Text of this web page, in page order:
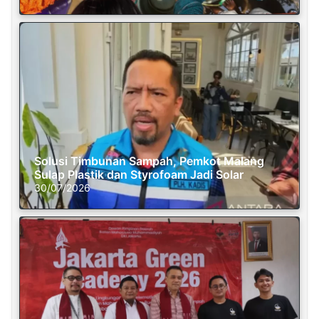
Solusi Timbunan Sampah, Pemkot Malang
Sulap Plastik dan Styrofoam Jadi Solar
30/07/2026